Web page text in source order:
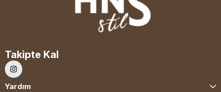
Takipte Kal
Yardım